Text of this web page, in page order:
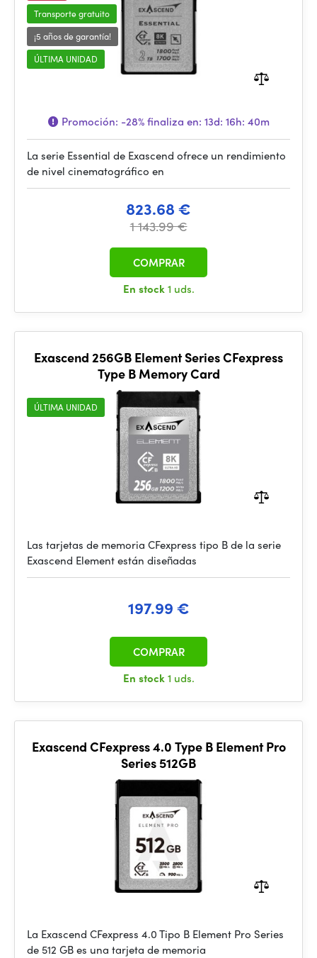
Transporte gratuito
¡5 años de garantía!
ÚLTIMA UNIDAD
Promoción: -28%finaliza en: 13d: 16h: 40m
La serie Essential de Exascend ofrece un rendimiento
de nivel cinematográfico en
823.68 €
1 143.99 €
En stock1 uds.
COMPRAR
Exascend 256GB Element Series CFexpress
Type B Memory Card
ÚLTIMA UNIDAD
Las tarjetas de memoria CFexpress tipo B de la serie
Exascend Element están diseñadas
197.99 €
En stock1 uds.
COMPRAR
Exascend CFexpress 4.0 Type B Element Pro
Series 512GB
La Exascend CFexpress 4.0 Tipo B Element Pro Series
de 512 GB es una tarjeta de memoria